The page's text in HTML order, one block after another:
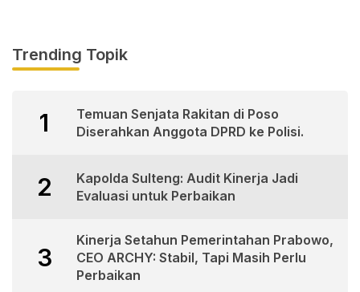
Trending Topik
1
Temuan Senjata Rakitan di Poso
Diserahkan Anggota DPRD ke Polisi.
2
Kapolda Sulteng: Audit Kinerja Jadi
Evaluasi untuk Perbaikan
3
Kinerja Setahun Pemerintahan Prabowo,
CEO ARCHY: Stabil, Tapi Masih Perlu
Perbaikan